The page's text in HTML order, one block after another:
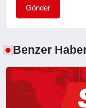
Gönder
Benzer